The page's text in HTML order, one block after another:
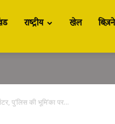
राष्ट्रीय खेल
पु’लिस की भूमि’का पर...